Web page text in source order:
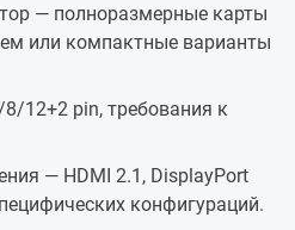
— полноразмерные карты
или компактные варианты
12+2 pin, требования к
— HDMI 2.1, DisplayPort
конфигураций.